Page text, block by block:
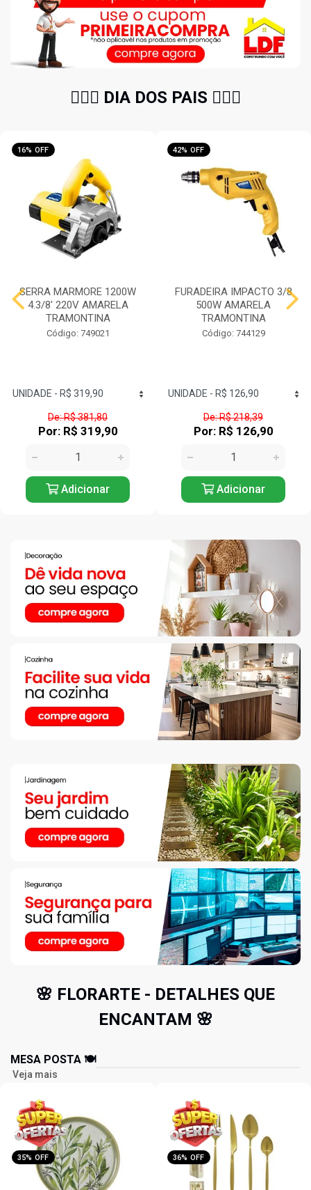
🧔🏻‍♂️ DIA DOS PAIS 🧔🏻‍♂️
16% OFF
SERRA MARMORE 1200W
4.3/8' 220V AMARELA
TRAMONTINA
Código: 749021
De: R$ 381,80
Por: R$ 319,90
Adicionar
42% OFF
FURADEIRA IMPACTO 3/8
500W AMARELA
TRAMONTINA
Código: 744129
De: R$ 218,39
Por: R$ 126,90
Adicionar
🌸 FLORARTE - DETALHES QUE
ENCANTAM 🌸
MESA POSTA 🍽️
Veja mais
35% OFF 36% OFF